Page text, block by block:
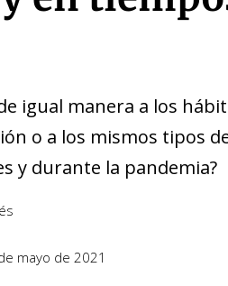
igual manera a los
o a los mismos tipos
y durante la pandemia?
mayo de 2021